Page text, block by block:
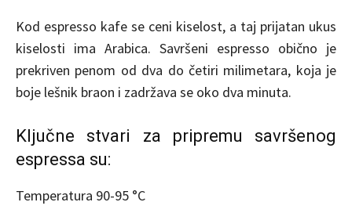
Kod espresso kafe se ceni kiselost, a taj prijatan ukus
kiselosti ima Arabica. Savršeni espresso obično je
prekriven penom od dva do četiri milimetara, koja je
boje lešnik braon i zadržava se oko dva minuta.
Ključne stvari za pripremu savršenog
espressa su:
Temperatura 90-95 °C